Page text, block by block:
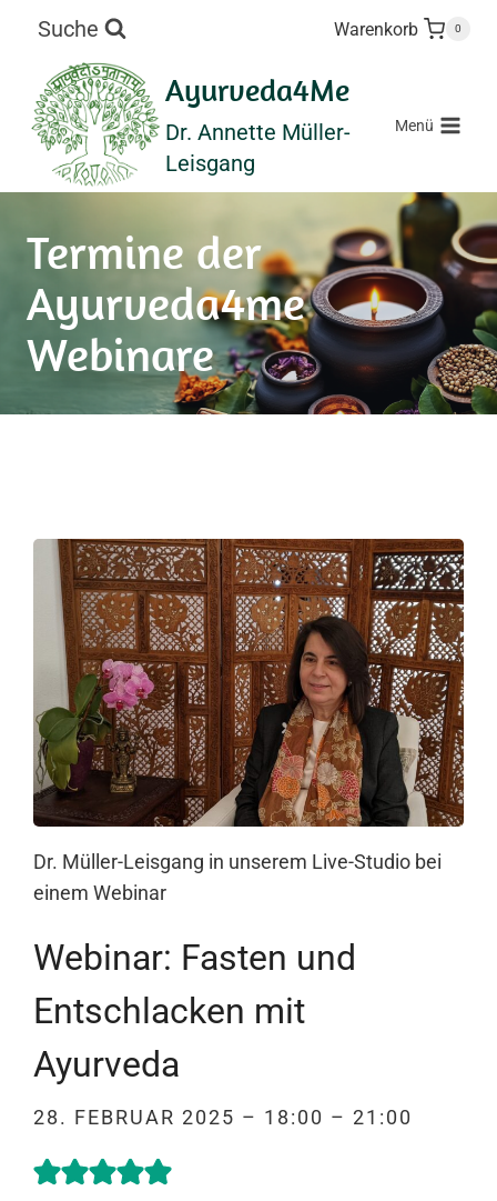
springen
Suche Warenkorb 0
Ayurveda4Me
Dr. Annette Müller-
Leisgang
Menü
Termine der
Ayurveda4me
Webinare
Dr. Müller-Leisgang in unserem Live-Studio bei
einem Webinar
Webinar: Fasten und
Entschlacken mit
Ayurveda
28. FEBRUAR 2025 – 18:00 – 21:00